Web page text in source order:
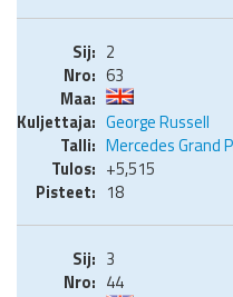
2
63
George Russell
Mercedes Grand
+5,515
18
3
44